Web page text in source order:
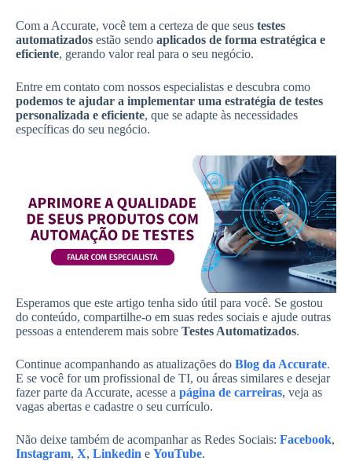
Com a Accurate, você tem a certeza de que seus testes
automatizados estão sendo aplicados de forma estratégica e
eficiente, gerando valor real para o seu negócio.
Entre em contato com nossos especialistas e descubra como
podemos te ajudar a implementar uma estratégia de testes
personalizada e eficiente, que se adapte às necessidades
específicas do seu negócio.
Esperamos que este artigo tenha sido útil para você. Se gostou
do conteúdo, compartilhe-o em suas redes sociais e ajude outras
pessoas a entenderem mais sobre Testes Automatizados.
Continue acompanhando as atualizações do Blog da Accurate.
E se você for um profissional de TI, ou áreas similares e desejar
fazer parte da Accurate, acesse a página de carreiras, veja as
vagas abertas e cadastre o seu currículo.
Não deixe também de acompanhar as Redes Sociais: Facebook,
Instagram, X, Linkedin e YouTube.